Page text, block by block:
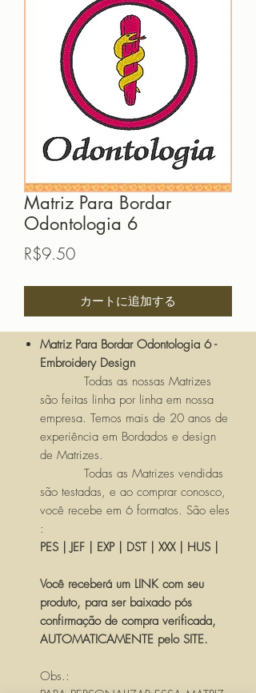
Matriz Para Bordar
Odontologia 6
R$9.50価
カートに追加する
Matriz Para Bordar Odontologia 6 -
Embroidery Design
Todas as nossas Matrizes
são feitas linha por linha em nossa
empresa. Temos mais de 20 anos de
experiência em Bordados e design
de Matrizes.
Todas as Matrizes vendidas
são testadas, e ao comprar conosco,
você recebe em 6 formatos. São eles
:
PES | JEF | EXP | DST | XXX | HUS |
Você receberá um LINK com seu
produto, para ser baixado pós
confirmação de compra verificada,
AUTOMATICAMENTE pelo SITE.
Obs.: